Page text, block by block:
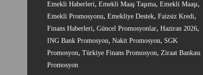
Emekli Haberleri, Emekli Maaş Taşıma, Emekli Maaşı,
Emekli Promosyonu, Emekliye Destek, Faizsiz Kredi,
Finans Haberleri, Güncel Promosyonlar, Haziran 2026,
ING Bank Promosyon, Nakit Promosyon, SGK
Promosyon, Türkiye Finans Promosyon, Ziraat Bankası
Promosyon